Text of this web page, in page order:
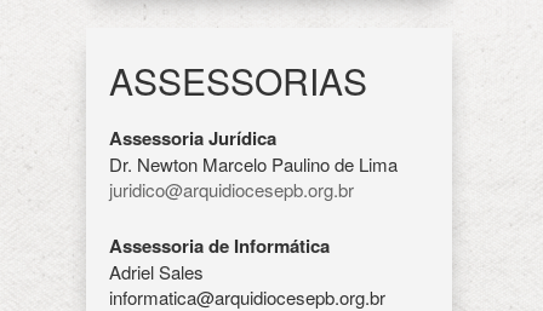
ASSESSORIAS
Assessoria Jurídica
Dr. Newton Marcelo Paulino de Lima
juridico@arquidiocesepb.org.br
Assessoria de Informática
Adriel Sales
informatica@arquidiocesepb.org.br